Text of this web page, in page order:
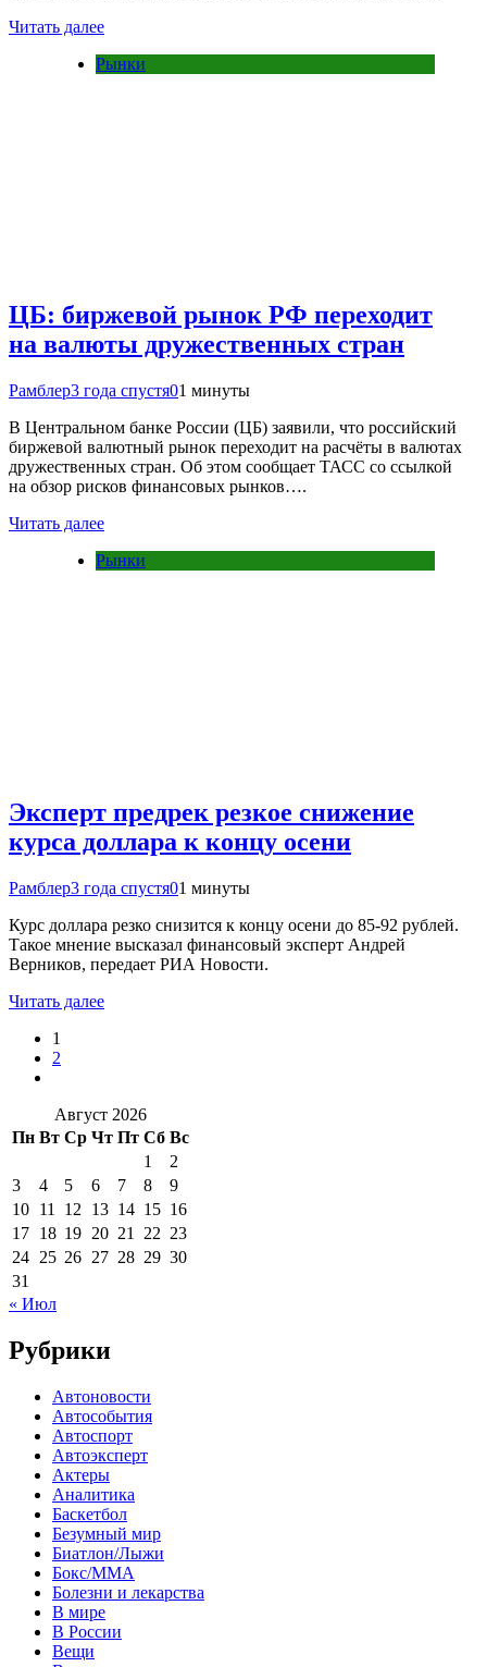
Читать далее
Рынки
ЦБ: биржевой рынок РФ переходит
на валюты дружественных стран
Рамблер3 года спустя01 минуты
В Центральном банке России (ЦБ) заявили, что российский
биржевой валютный рынок переходит на расчёты в валютах
дружественных стран. Об этом сообщает ТАСС со ссылкой
на обзор рисков финансовых рынков….
Читать далее
Рынки
Эксперт предрек резкое снижение
курса доллара к концу осени
Рамблер3 года спустя01 минуты
Курс доллара резко снизится к концу осени до 85-92 рублей.
Такое мнение высказал финансовый эксперт Андрей
Верников, передает РИА Новости.
Читать далее
1
2
Август 2026
Пн Вт Ср Чт Пт Сб Вс
1
2
3
4 5 6 7 8
9
10 11 12 13 14 15 16
17 18 19 20 21 22 23
24 25 26 27 28 29 30
31
« Июл
Рубрики
Автоновости
Автособытия
Автоспорт
Автоэксперт
Актеры
Аналитика
Баскетбол
Безумный мир
Биатлон/Лыжи
Бокс/MMA
Болезни и лекарства
В мире
В России
Вещи